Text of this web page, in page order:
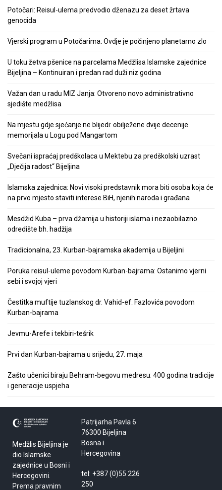
Potočari: Reisul-ulema predvodio dženazu za deset žrtava
genocida
Vjerski program u Potočarima: Ovdje je počinjeno planetarno zlo
U toku žetva pšenice na parcelama Medžlisa Islamske zajednice
Bijeljina – Kontinuiran i predan rad duži niz godina
Važan dan u radu MIZ Janja: Otvoreno novo administrativno
sjedište medžlisa
Na mjestu gdje sjećanje ne blijedi: obilježene dvije decenije
memorijala u Logu pod Mangartom
Svečani ispraćaj predškolaca u Mektebu za predškolski uzrast
„Dječija radost“ Bijeljina
Islamska zajednica: Novi visoki predstavnik mora biti osoba koja će
na prvo mjesto staviti interese BiH, njenih naroda i građana
Mesdžid Kuba – prva džamija u historiji islama i nezaobilazno
odredište bh. hadžija
Tradicionalna, 23. Kurban-bajramska akademija u Bijeljini
Poruka reisul-uleme povodom Kurban-bajrama: Ostanimo vjerni
sebi i svojoj vjeri
Čestitka muftije tuzlanskog dr. Vahid-ef. Fazlovića povodom
Kurban-bajrama
Jevmu-Arefe i tekbiri-tešrik
Prvi dan Kurban-bajrama u srijedu, 27. maja
Zašto učenici biraju Behram-begovu medresu: 400 godina tradicije
i generacije uspjeha
Medžlis Bijeljina je
dio Islamske
zajednice u Bosni i
Hercegovini.
Prema pravnim
Patrijarha Pavla 6
76300 Bijeljina
Bosna i
Hercegovina
tel: +387 (0)55 226
250